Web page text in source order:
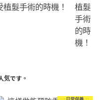
植髮手術的時機！
気です。